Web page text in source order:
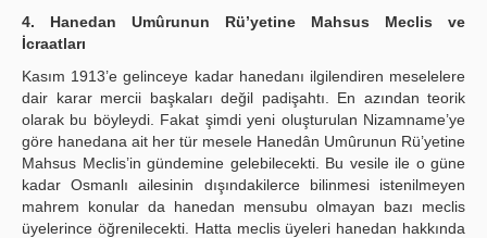
4. Hanedan Umûrunun Rü’yetine Mahsus Meclis ve
İcraatları
Kasım 1913’e gelinceye kadar hanedanı ilgilendiren meselelere
dair karar mercii başkaları değil padişahtı. En azından teorik
olarak bu böyleydi. Fakat şimdi yeni oluşturulan Nizamname’ye
göre hanedana ait her tür mesele Hanedân Umûrunun Rü’yetine
Mahsus Meclis’in gündemine gelebilecekti. Bu vesile ile o güne
kadar Osmanlı ailesinin dışındakilerce bilinmesi istenilmeyen
mahrem konular da hanedan mensubu olmayan bazı meclis
üyelerince öğrenilecekti. Hatta meclis üyeleri hanedan hakkında